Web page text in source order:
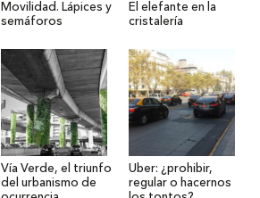
Movilidad. Lápices y
semáforos
El elefante en la
cristalería
Vía Verde, el triunfo
del urbanismo de
Uber: ¿prohibir,
regular o hacernos